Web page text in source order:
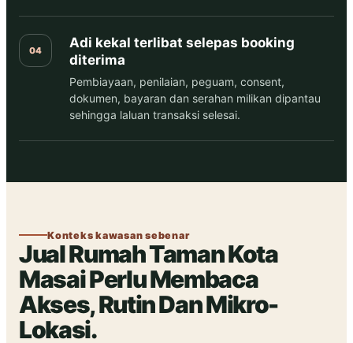
04
Adi kekal terlibat selepas booking
diterima
Pembiayaan, penilaian, peguam, consent,
dokumen, bayaran dan serahan milikan dipantau
sehingga laluan transaksi selesai.
Konteks kawasan sebenar
Jual Rumah Taman Kota
Masai Perlu Membaca
Akses, Rutin Dan Mikro-
Lokasi.